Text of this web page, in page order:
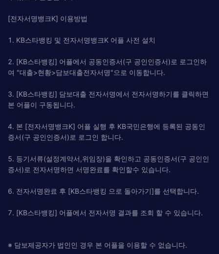
[전자서명뱅크K] 이용방법
1. KB스타뱅킹 및 전자서명뱅크K 어플 사전 설치
2. [KB스타뱅킹] 어플에서 공동인증서(구 공인인증서)로 로그인하
여 "대출>현황>담보대출전자서명"으로 이동합니다.
3. [KB스타뱅킹] 담보대출 전자서명에서 전자서명하기를 클릭하면
본 어플이 구동됩니다.
4. 본 [전자서명뱅크K] 어플 실행 후 KB국민은행에 등록된 공동인
증서(구 공인인증서)로 로그인 합니다.
5. 등기서류(설정계약서,위임장)을 확인하고 공동인증서(구 공인인
증서)로 전자서명하면 서명완료를 확인할수 있습니다.
6. 전자서명완료 후 [KB스타뱅킹 으로 돌아가기]를 선택합니다.
7. [KB스타뱅킹] 어플에서 전자서명 결과를 조회 할 수 있습니다.
※ 담보제공자가 법인인 경우 본 어플을 이용할 수 없습니다.